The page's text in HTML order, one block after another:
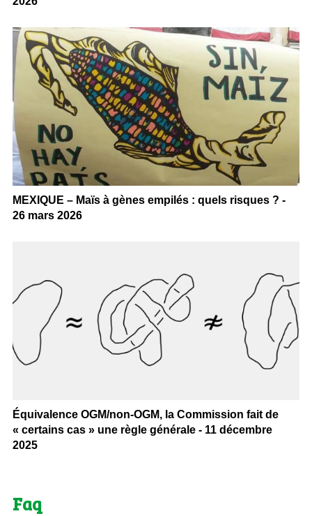
MEXIQUE – Maïs à gènes empilés : quels risques ? -
26 mars 2026
Équivalence OGM/non-OGM, la Commission fait de
« certains cas » une règle générale - 11 décembre
2025
Faq